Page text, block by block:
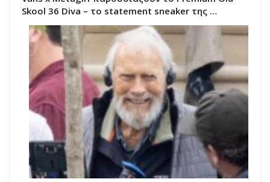
Skool 36 Diva – το statement sneaker της …